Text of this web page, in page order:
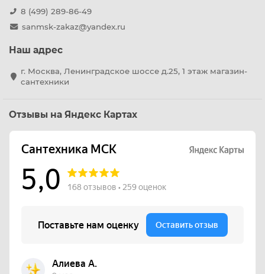
8 (499) 289-86-49
sanmsk-zakaz@yandex.ru
Наш адрес
г. Москва, Ленинградское шоссе д.25, 1 этаж магазин-
сантехники
Отзывы на Яндекс Картах